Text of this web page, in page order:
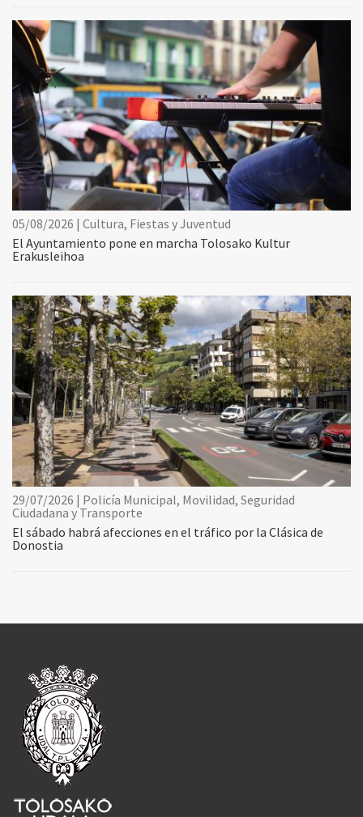
05/08/2026 | Cultura, Fiestas y Juventud
El Ayuntamiento pone en marcha Tolosako Kultur
Erakusleihoa
29/07/2026 | Policía Municipal, Movilidad, Seguridad
Ciudadana y Transporte
El sábado habrá afecciones en el tráfico por la Clásica de
Donostia